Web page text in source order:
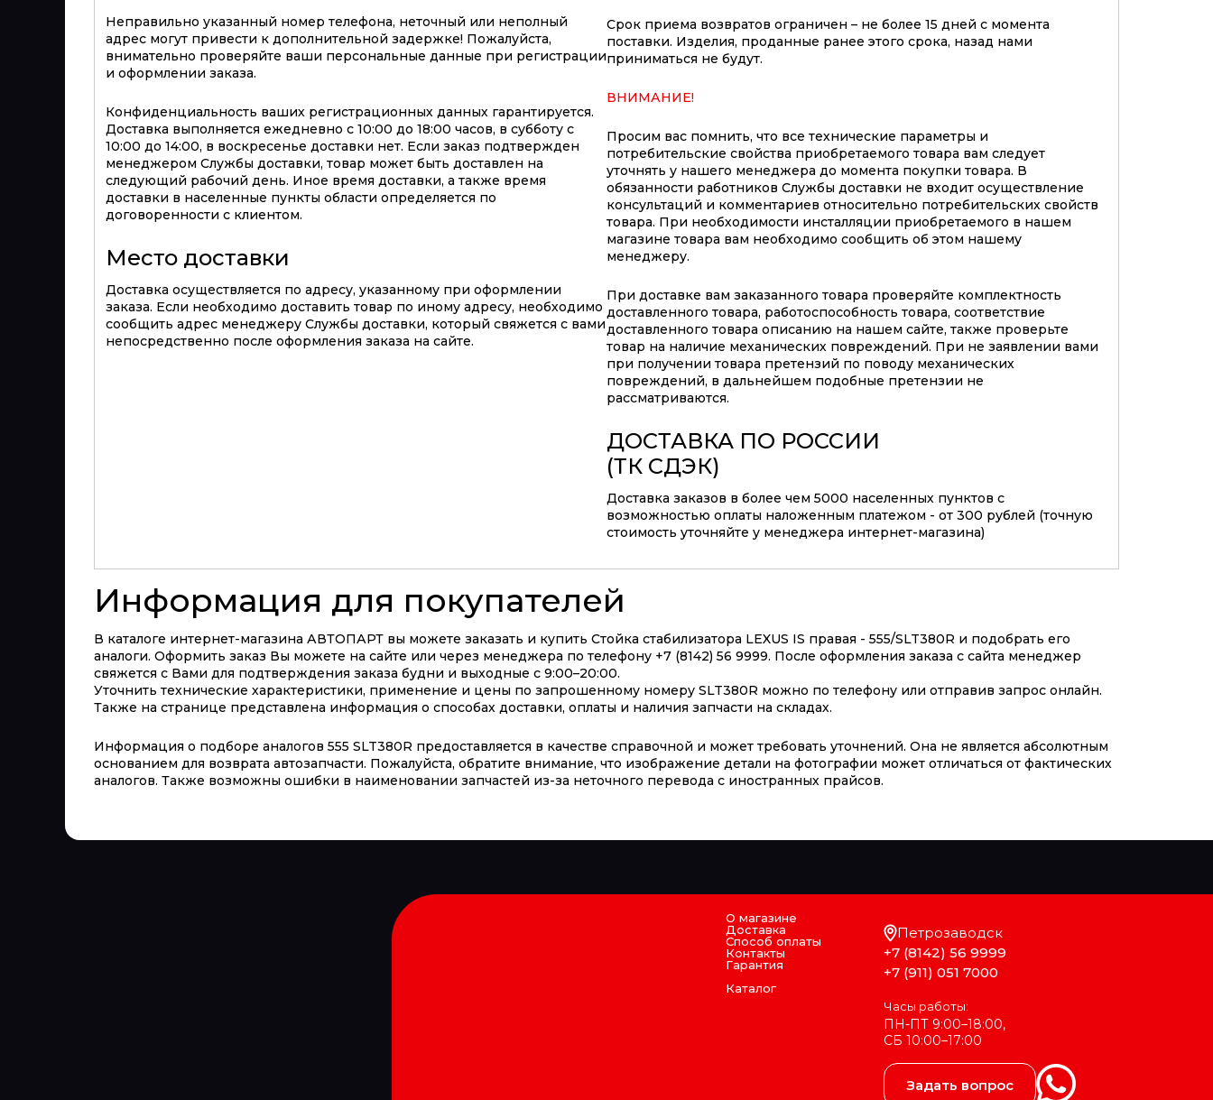
Неправильно указанный номер телефона, неточный или неполный
адрес могут привести к дополнительной задержке! Пожалуйста,
внимательно проверяйте ваши персональные данные при регистрации
и оформлении заказа.
Конфиденциальность ваших регистрационных данных гарантируется.
Доставка выполняется ежедневно с 10:00 до 18:00 часов, в субботу с
10:00 до 14:00, в воскресенье доставки нет. Если заказ подтвержден
менеджером Службы доставки, товар может быть доставлен на
следующий рабочий день. Иное время доставки, а также время
доставки в населенные пункты области определяется по
договоренности с клиентом.
Место доставки
Доставка осуществляется по адресу, указанному при оформлении
заказа. Если необходимо доставить товар по иному адресу, необходимо
сообщить адрес менеджеру Службы доставки, который свяжется с вами
непосредственно после оформления заказа на сайте.
Срок приема возвратов ограничен – не более 15 дней с момента
поставки. Изделия, проданные ранее этого срока, назад нами
приниматься не будут.
ВНИМАНИЕ!
Просим вас помнить, что все технические параметры и
потребительские свойства приобретаемого товара вам следует
уточнять у нашего менеджера до момента покупки товара. В
обязанности работников Службы доставки не входит осуществление
консультаций и комментариев относительно потребительских свойств
товара. При необходимости инсталляции приобретаемого в нашем
магазине товара вам необходимо сообщить об этом нашему
менеджеру.
При доставке вам заказанного товара проверяйте комплектность
доставленного товара, работоспособность товара, соответствие
доставленного товара описанию на нашем сайте, также проверьте
товар на наличие механических повреждений. При не заявлении вами
при получении товара претензий по поводу механических
повреждений, в дальнейшем подобные претензии не
рассматриваются.
ДОСТАВКА ПО РОССИИ
(ТК СДЭК)
Доставка заказов в более чем 5000 населенных пунктов с
возможностью оплаты наложенным платежом - от 300 рублей (точную
стоимость уточняйте у менеджера интернет-магазина)
Информация для покупателей
В каталоге интернет-магазина АВТОПАРТ вы можете заказать и купить Стойка стабилизатора LEXUS IS правая - 555/SLT380R и подобрать его
аналоги. Оформить заказ Вы можете на сайте или через менеджера по телефону +7 (8142) 56 9999. После оформления заказа с сайта менеджер
свяжется с Вами для подтверждения заказа будни и выходные с 9:00–20:00.
Уточнить технические характеристики, применение и цены по запрошенному номеру SLT380R можно по телефону или отправив запрос онлайн.
Также на странице представлена информация о способах доставки, оплаты и наличия запчасти на складах.
Информация о подборе аналогов 555 SLT380R предоставляется в качестве справочной и может требовать уточнений. Она не является абсолютным
основанием для возврата автозапчасти. Пожалуйста, обратите внимание, что изображение детали на фотографии может отличаться от фактических
аналогов. Также возможны ошибки в наименовании запчастей из-за неточного перевода с иностранных прайсов.
О магазине
Доставка
Способ оплаты
Контакты
Гарантия
Каталог
Петрозаводск
+7 (8142) 56 9999
+7 (911) 051 7000
Часы работы:
ПН-ПТ 9:00–18:00,
СБ 10:00–17:00
Задать вопрос